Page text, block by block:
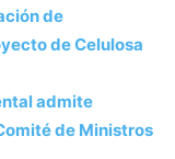
de
de Celulosa
admite
de Ministros